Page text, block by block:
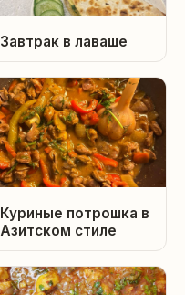
Завтрак в лаваше
Куриные потрошка в
Азитском стиле